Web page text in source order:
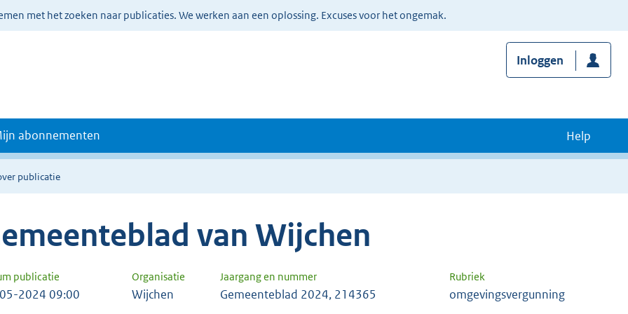
met het zoeken naar publicaties. We werken aan een oplossing. Excuses voor het ongemak.
Inloggen
abonnementen Help
publicatie
van Wijchen
publicatie Organisatie Jaargang en nummer Rubriek
2024 09:00 Wijchen Gemeenteblad 2024, 214365 omgevingsvergunning